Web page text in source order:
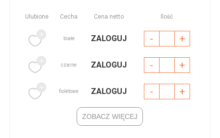
Ulubione Cecha Cena netto Ilość
białe ZALOGUJ - +
czarne ZALOGUJ - +
fioletowe ZALOGUJ - +
ZOBACZ WIĘCEJ